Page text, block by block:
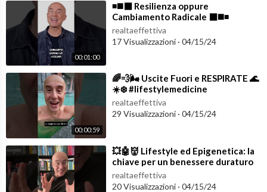
00:01:00
⁣◾️◼️⬛️ Resilienza oppure
Cambiamento Radicale ⬛️◼️◾️
#lifestylemedicine
realtaeffettiva
17 Visualizzazioni · 04/15/24
00:00:59
⁣🌈💨🌬️ Uscite Fuori e RESPIRATE 🌊
☀️❄️ #lifestylemedicine
realtaeffettiva
29 Visualizzazioni · 04/15/24
⁣💥🤖👹 Lifestyle ed Epigenetica: la
chiave per un benessere duraturo
😈🌖⭐️ #shorts
realtaeffettiva
20 Visualizzazioni · 04/15/24